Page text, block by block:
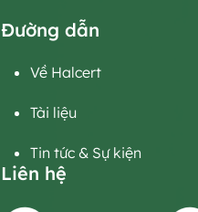
Đường dẫn
Về Halcert
Tài liệu
Tin tức & Sự kiện
Liên hệ